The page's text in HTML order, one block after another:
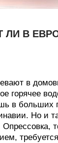
В
в
горячее
в больших
Но и